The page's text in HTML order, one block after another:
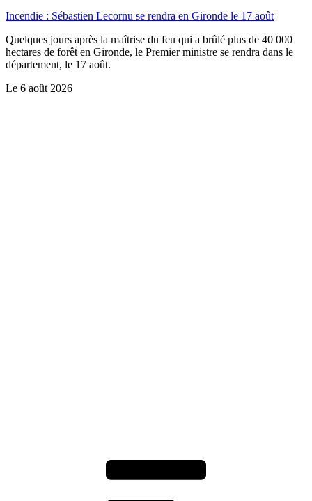
Incendie : Sébastien Lecornu se rendra en Gironde le 17 août
Quelques jours après la maîtrise du feu qui a brûlé plus de 40 000
hectares de forêt en Gironde, le Premier ministre se rendra dans le
département, le 17 août.
Le 6 août 2026